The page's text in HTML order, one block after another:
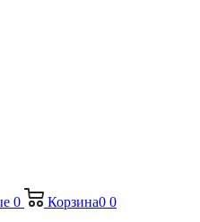
0 Корзина0 0